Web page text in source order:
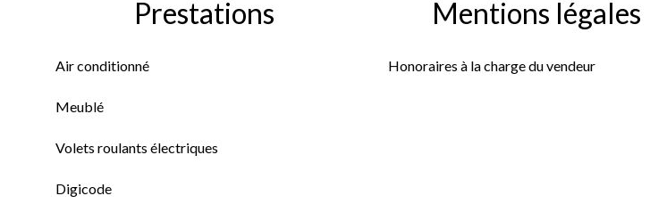
Prestations
Air conditionné
Meublé
Volets roulants électriques
Digicode
Mentions légales
Honoraires à la charge du vendeur